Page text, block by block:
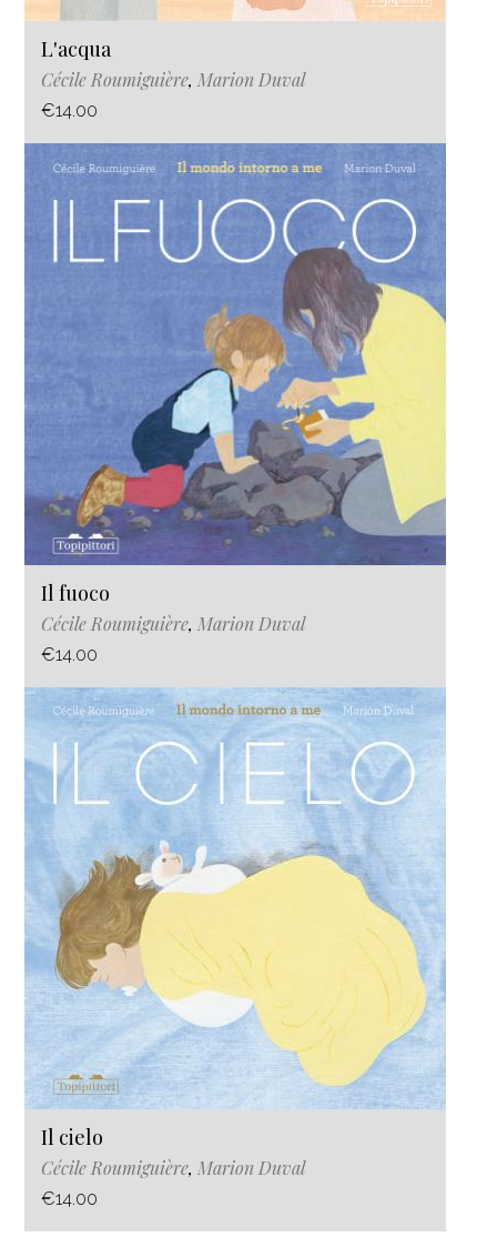
L'acqua
Cécile Roumiguière, Marion Duval
€14.00
Il fuoco
Cécile Roumiguière, Marion Duval
€14.00
Il cielo
Cécile Roumiguière, Marion Duval
€14.00